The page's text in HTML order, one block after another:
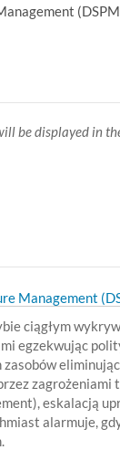
be displayed in the
Management
ciągłym
egzekwując
zasobów
eskalacją
alarmuje,